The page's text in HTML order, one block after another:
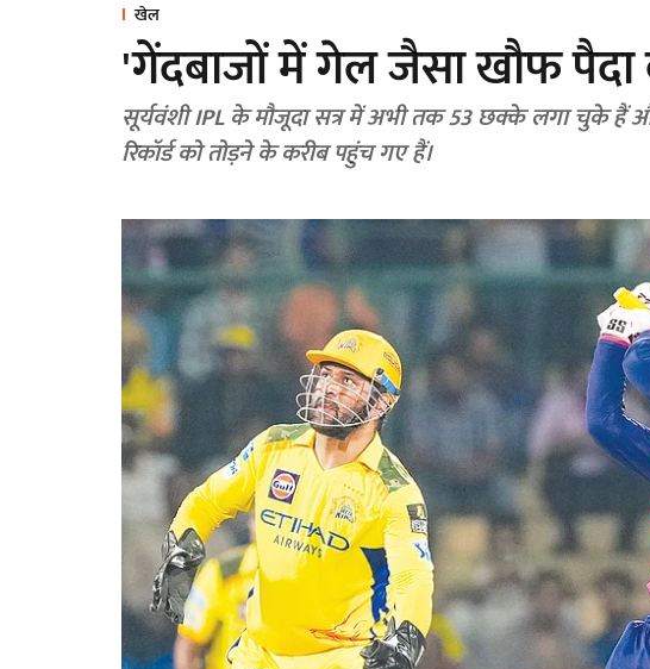
खेल
'गेंदबाजों में गेल जैसा खौफ पैदा
सूर्यवंशी IPL के मौजूदा सत्र में अभी तक 53 छक्के लगा चुके
रिकॉर्ड को तोड़ने के करीब पहुंच गए हैं।